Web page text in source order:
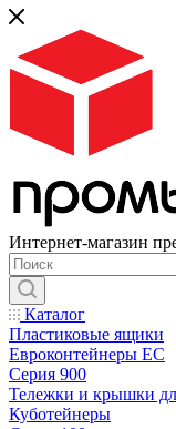
Интернет-магазин
Каталог
Пластиковые ящики
Евроконтейнеры ЕС
Серия 900
Тележки и крышки
Куботейнеры